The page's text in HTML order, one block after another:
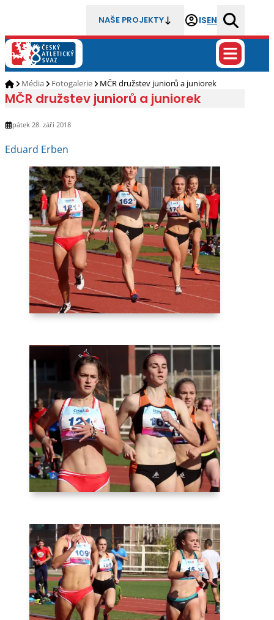
NAŠE PROJEKTY ISEN
Média Fotogalerie MČR družstev juniorů a juniorek
MČR družstev juniorů a juniorek
pátek 28. září 2018
Eduard Erben